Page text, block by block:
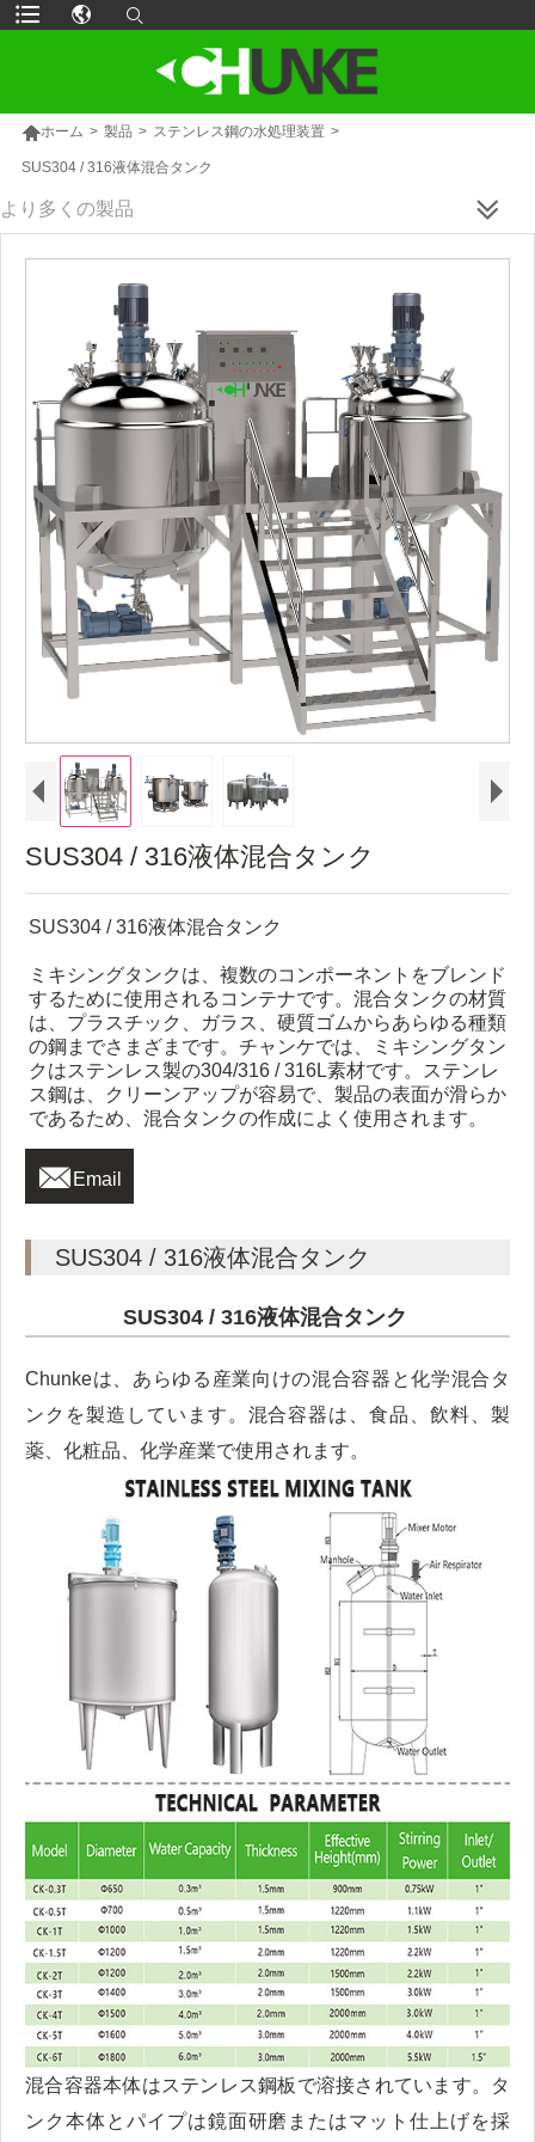
ホーム > 製品 > ステンレス鋼の水処理装置 >
SUS304 / 316液体混合タンク
より多くの製品
SUS304 / 316液体混合タンク
SUS304 / 316液体混合タンク
ミキシングタンクは、複数のコンポーネントをブレンド
するために使用されるコンテナです。混合タンクの材質
は、プラスチック、ガラス、硬質ゴムからあらゆる種類
の鋼までさまざまです。チャンケでは、ミキシングタン
クはステンレス製の304/316 / 316L素材です。ステンレ
ス鋼は、クリーンアップが容易で、製品の表面が滑らか
であるため、混合タンクの作成によく使用されます。
 Email
SUS304 / 316液体混合タンク
SUS304 / 316液体混合タンク
Chunkeは、あらゆる産業向けの混合容器と化学混合タ
ンクを製造しています。混合容器は、食品、飲料、製
薬、化粧品、化学産業で使用されます。
混合容器本体はステンレス鋼板で溶接されています。タ
ンク本体とパイプは鏡面研磨またはマット仕上げを採